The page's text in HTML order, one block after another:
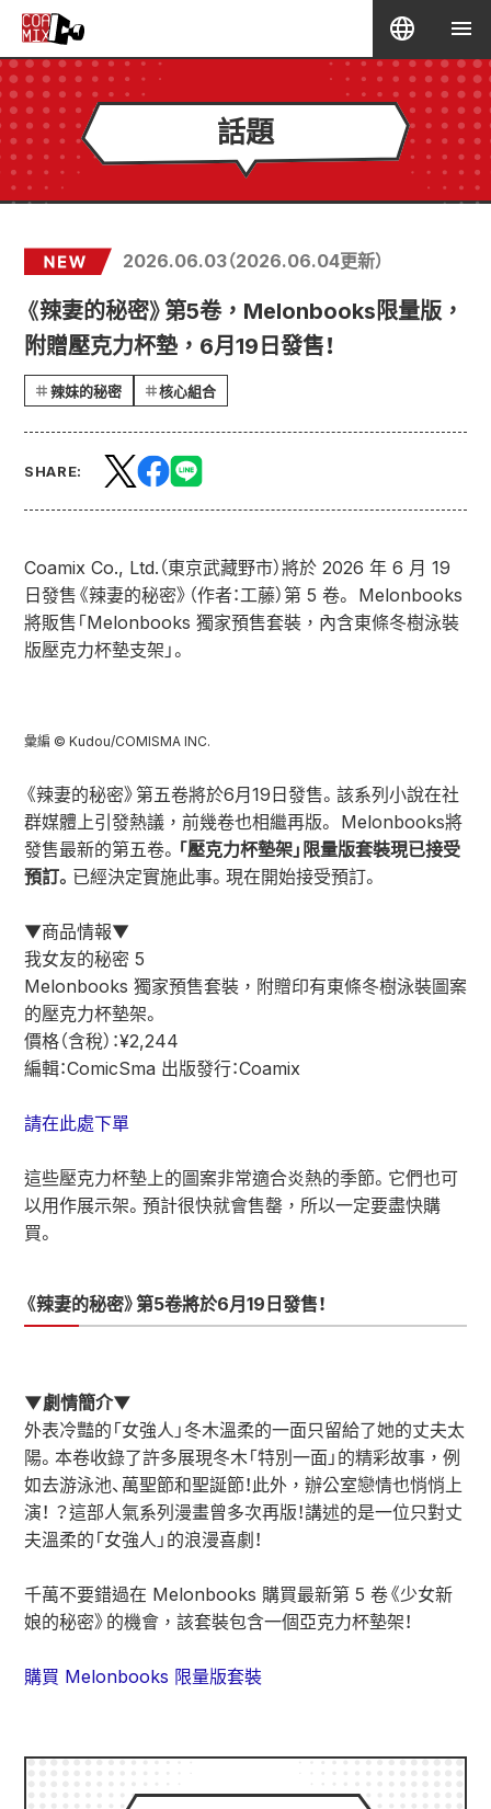
話題
2026.06.03（2026.06.04更新）
《辣妻的秘密》第5卷，Melonbooks限量版，
附贈壓克力杯墊，6月19日發售！
辣妹的秘密 核心組合
SHARE:
Coamix Co., Ltd.（東京武藏野市）將於 2026 年 6 月 19
日發售《辣妻的秘密》（作者：工藤）第 5 卷。 Melonbooks
將販售「Melonbooks 獨家預售套裝，內含東條冬樹泳裝
版壓克力杯墊支架」。
彙編 © Kudou/COMISMA INC.
《辣妻的秘密》第五卷將於6月19日發售。該系列小說在社
群媒體上引發熱議，前幾卷也相繼再版。 Melonbooks將
發售最新的第五卷。 「壓克力杯墊架」限量版套裝現已接受
預訂。 已經決定實施此事。現在開始接受預訂。
▼商品情報▼
我女友的秘密 5
Melonbooks 獨家預售套裝，附贈印有東條冬樹泳裝圖案
的壓克力杯墊架。
價格（含稅）：¥2,244
編輯：ComicSma 出版發行：Coamix
請在此處下單
這些壓克力杯墊上的圖案非常適合炎熱的季節。它們也可
以用作展示架。預計很快就會售罄，所以一定要盡快購
買。
《辣妻的秘密》第5卷將於6月19日發售！
▼劇情簡介▼
外表冷豔的「女強人」冬木溫柔的一面只留給了她的丈夫太
陽。本卷收錄了許多展現冬木「特別一面」的精彩故事，例
如去游泳池、萬聖節和聖誕節！此外，辦公室戀情也悄悄上
演！ ？這部人氣系列漫畫曾多次再版！講述的是一位只對丈
夫溫柔的「女強人」的浪漫喜劇！
千萬不要錯過在 Melonbooks 購買最新第 5 卷《少女新
娘的秘密》的機會，該套裝包含一個亞克力杯墊架！
購買 Melonbooks 限量版套裝